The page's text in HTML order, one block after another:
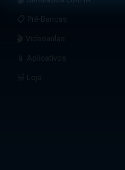
📋 Pré-Bancas
🎬 Videoaulas
📱 Aplicativos
🛒 Loja